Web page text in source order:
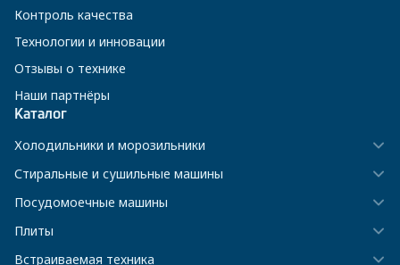
Контроль качества
Технологии и инновации
Отзывы о технике
Наши партнёры
Каталог
Холодильники и морозильники
Стиральные и сушильные машины
Посудомоечные машины
Плиты
Встраиваемая техника